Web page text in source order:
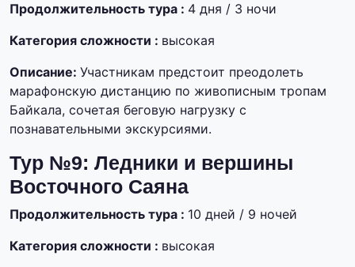
Продолжительность тура : 4 дня / 3 ночи
Категория сложности : высокая
Описание: Участникам предстоит преодолеть
марафонскую дистанцию по живописным тропам
Байкала, сочетая беговую нагрузку с
познавательными экскурсиями.
Тур №9: Ледники и вершины
Восточного Саяна
Продолжительность тура : 10 дней / 9 ночей
Категория сложности : высокая